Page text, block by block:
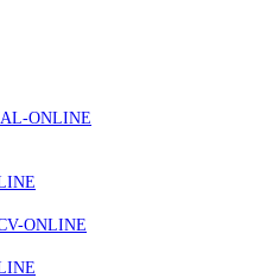
“Da urgência ao tribunal, cada
faz a diferença”
podem ficar sem médico de
do registo, alerta associação
ONLINE
ONLINE